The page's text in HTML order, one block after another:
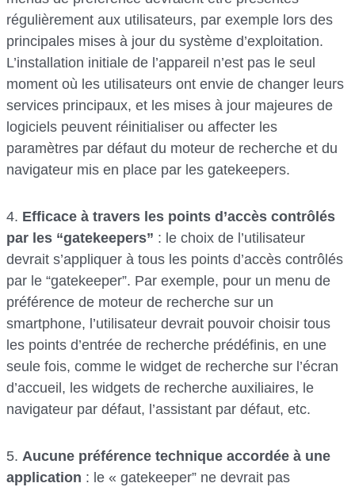
régulièrement aux utilisateurs, par exemple lors des
principales mises à jour du système d’exploitation.
L’installation initiale de l’appareil n’est pas le seul
moment où les utilisateurs ont envie de changer leurs
services principaux, et les mises à jour majeures de
logiciels peuvent réinitialiser ou affecter les
paramètres par défaut du moteur de recherche et du
navigateur mis en place par les gatekeepers.
4. Efficace à travers les points d’accès contrôlés
par les “gatekeepers” : le choix de l’utilisateur
devrait s’appliquer à tous les points d’accès contrôlés
par le “gatekeeper”. Par exemple, pour un menu de
préférence de moteur de recherche sur un
smartphone, l’utilisateur devrait pouvoir choisir tous
les points d’entrée de recherche prédéfinis, en une
seule fois, comme le widget de recherche sur l’écran
d’accueil, les widgets de recherche auxiliaires, le
navigateur par défaut, l’assistant par défaut, etc.
5. Aucune préférence technique accordée à une
application : le « gatekeeper” ne devrait pas